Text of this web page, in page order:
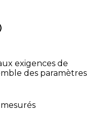
exigences de
des paramètres